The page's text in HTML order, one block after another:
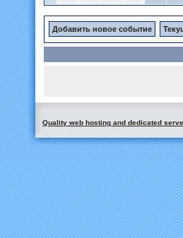
Добавить новое событие
Quality web hosting and dedicated